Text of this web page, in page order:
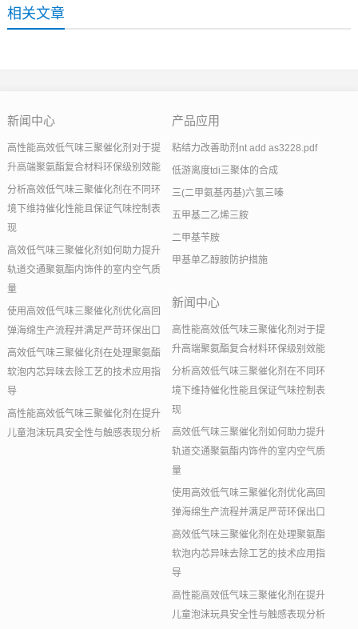
相关文章
新闻中心
高性能高效低气味三聚催化剂对于提
升高端聚氨酯复合材料环保级别效能
分析高效低气味三聚催化剂在不同环
境下维持催化性能且保证气味控制表
现
高效低气味三聚催化剂如何助力提升
轨道交通聚氨酯内饰件的室内空气质
量
使用高效低气味三聚催化剂优化高回
弹海绵生产流程并满足严苛环保出口
高效低气味三聚催化剂在处理聚氨酯
软泡内芯异味去除工艺的技术应用指
导
高性能高效低气味三聚催化剂在提升
儿童泡沫玩具安全性与触感表现分析
产品应用
粘结力改善助剂nt add as3228.pdf
低游离度tdi三聚体的合成
三(二甲氨基丙基)六氢三嗪
五甲基二乙烯三胺
二甲基苄胺
甲基单乙醇胺防护措施
新闻中心
高性能高效低气味三聚催化剂对于提
升高端聚氨酯复合材料环保级别效能
分析高效低气味三聚催化剂在不同环
境下维持催化性能且保证气味控制表
现
高效低气味三聚催化剂如何助力提升
轨道交通聚氨酯内饰件的室内空气质
量
使用高效低气味三聚催化剂优化高回
弹海绵生产流程并满足严苛环保出口
高效低气味三聚催化剂在处理聚氨酯
软泡内芯异味去除工艺的技术应用指
导
高性能高效低气味三聚催化剂在提升
儿童泡沫玩具安全性与触感表现分析